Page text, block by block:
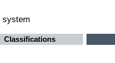
system
Classifications